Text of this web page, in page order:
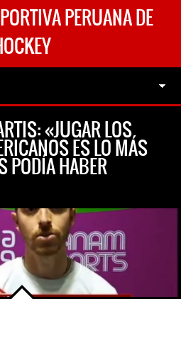
PERUANA DE
«JUGAR LOS
ES LO MÁS
PODÍA HABER